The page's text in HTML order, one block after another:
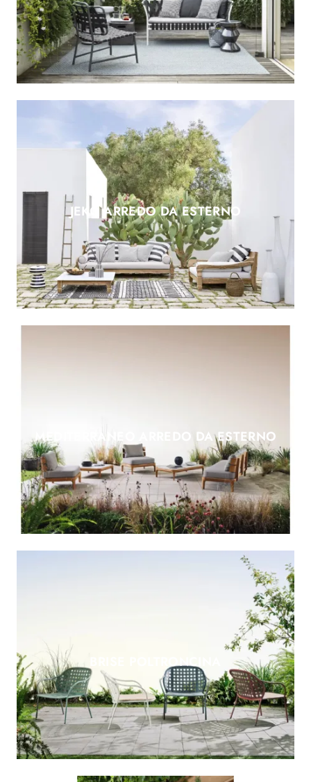
JEKO ARREDO DA ESTERNO
MEDITERRANEO ARREDO DA ESTERNO
BRISE POLTRONCINA